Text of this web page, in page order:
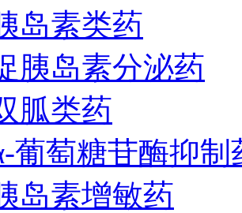
岛素类药
胰岛素分泌药
胍类药
葡萄糖苷酶抑制
岛素增敏药